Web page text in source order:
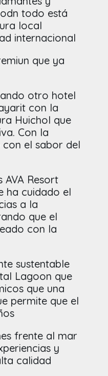
todo está
local
internacional
que ya
otro hotel
con la
Huichol que
Con la
el sabor del
Resort
ha cuidado el
a la
que el
con la
sustentable
Lagoon que
que una
permite que el
frente al mar
y
calidad